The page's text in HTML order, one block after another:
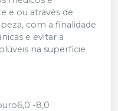
e ou através de
com a finalidade
e evitar a
na superfície
-8,0